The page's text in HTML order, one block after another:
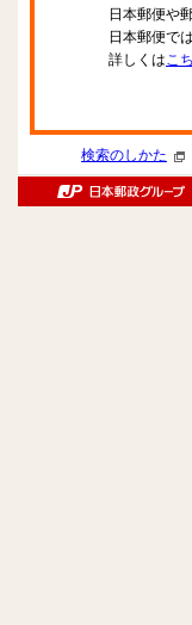
日本郵便や
日本郵便で
詳しくはこ
検索のしかた